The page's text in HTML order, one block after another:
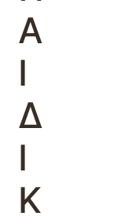
Α
Ι
Δ
Ι
Κ